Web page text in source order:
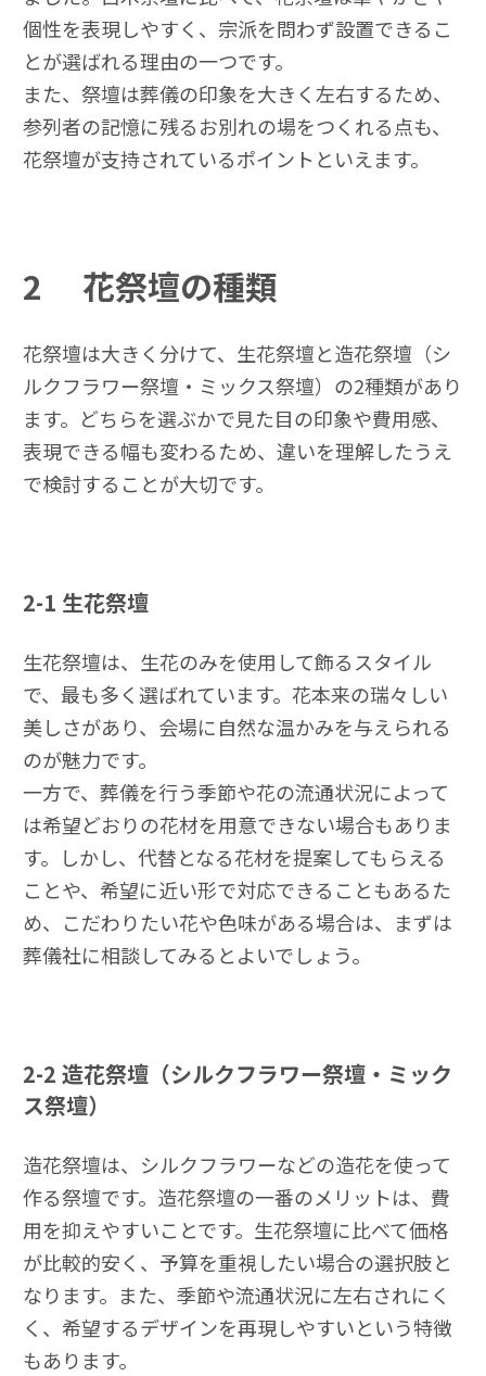
個性を表現しやすく、宗派を問わず設置できるこ
とが選ばれる理由の一つです。
また、祭壇は葬儀の印象を大きく左右するため、
参列者の記憶に残るお別れの場をつくれる点も、
花祭壇が支持されているポイントといえます。
2 花祭壇の種類
花祭壇は大きく分けて、生花祭壇と造花祭壇（シ
ルクフラワー祭壇・ミックス祭壇）の2種類があり
ます。どちらを選ぶかで見た目の印象や費用感、
表現できる幅も変わるため、違いを理解したうえ
で検討することが大切です。
2-1 生花祭壇
生花祭壇は、生花のみを使用して飾るスタイル
で、最も多く選ばれています。花本来の瑞々しい
美しさがあり、会場に自然な温かみを与えられる
のが魅力です。
一方で、葬儀を行う季節や花の流通状況によって
は希望どおりの花材を用意できない場合もありま
す。しかし、代替となる花材を提案してもらえる
ことや、希望に近い形で対応できることもあるた
め、こだわりたい花や色味がある場合は、まずは
葬儀社に相談してみるとよいでしょう。
2-2 造花祭壇（シルクフラワー祭壇・ミック
ス祭壇）
造花祭壇は、シルクフラワーなどの造花を使って
作る祭壇です。造花祭壇の一番のメリットは、費
用を抑えやすいことです。生花祭壇に比べて価格
が比較的安く、予算を重視したい場合の選択肢と
なります。また、季節や流通状況に左右されにく
く、希望するデザインを再現しやすいという特徴
もあります。